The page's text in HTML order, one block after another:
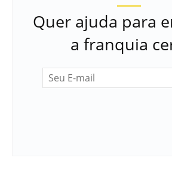
Quer ajuda para
a franquia